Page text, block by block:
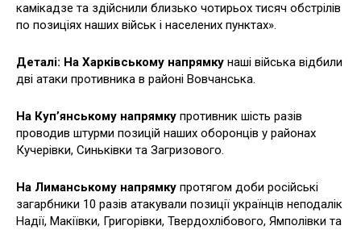
камікадзе та здійснили близько чотирьох тисяч обстрілів
по позиціях наших військ і населених пунктах».
Деталі: На Харківському напрямку наші війська відбили
дві атаки противника в районі Вовчанська.
На Куп’янському напрямку противник шість разів
проводив штурми позицій наших оборонців у районах
Кучерівки, Синьківки та Загризового.
На Лиманському напрямку протягом доби російські
загарбники 10 разів атакували позиції українців неподалік
Надії, Макіївки, Григорівки, Твердохлібового, Ямполівки та